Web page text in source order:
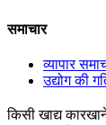
समाचार
व्यापार
उद्योग की
किसी खाद्य